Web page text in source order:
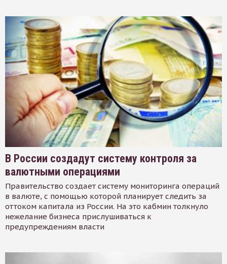
В России создадут систему контроля за
валютными операциями
Правительство создает систему мониторинга операций
в валюте, с помощью которой планирует следить за
оттоком капитала из России. На это кабмин толкнуло
нежелание бизнеса прислушиваться к
предупреждениям власти